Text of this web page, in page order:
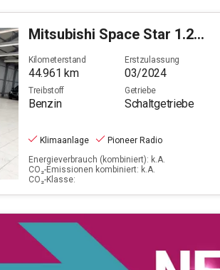
Mitsubishi Space Star 1.2 Select (EURO 6d)
Kilometerstand
44.961 km
Erstzulassung
03/2024
Treibstoff
Benzin
Getriebe
Schaltgetriebe
Klimaanlage
Pioneer Radio
Energieverbrauch (kombiniert): k.A.
CO₂-Emissionen kombiniert: k.A.
CO₂-Klasse: